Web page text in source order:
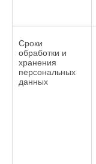
Сроки
обработки и
хранения
персональных
данных